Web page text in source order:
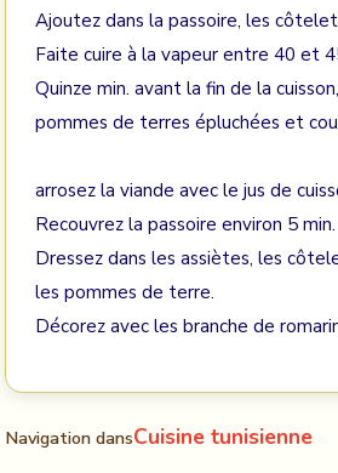
Ajoutez dans la passoire, les
Faite cuire à la vapeur entre 40 et
Quinze min. avant la fin de la
pommes de terres épluchées et
arrosez la viande avec le jus de
Recouvrez la passoire environ 5 min.
Dressez dans les assiètes, les
les pommes de terre.
Décorez avec les branche de
Navigation dansCuisine tunisienne